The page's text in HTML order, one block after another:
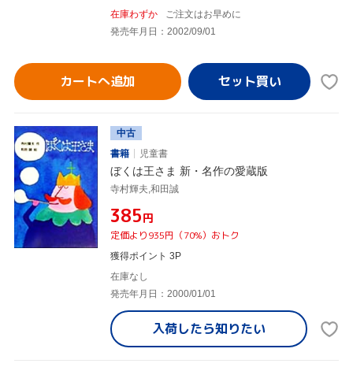
在庫わずか
ご注文はお早めに
発売年月日：2002/09/01
カートへ追加
中古
書籍
児童書
ぼくは王さま 新・名作の愛蔵版
寺村輝夫,和田誠
¥385円
定価より935円（70%）おトク
獲得ポイント 3P
在庫なし
発売年月日：2000/01/01
入荷したら知りたい